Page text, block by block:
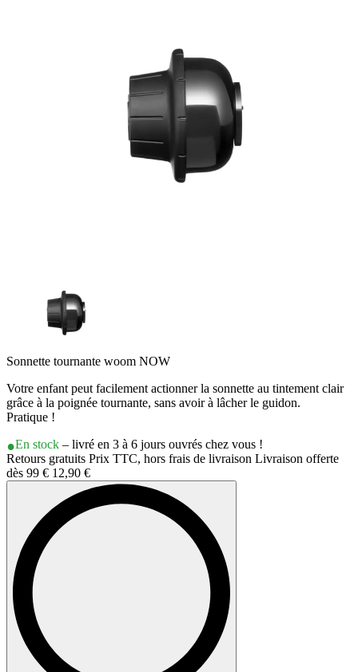
Sonnette tournante woom NOW
Votre enfant peut facilement actionner la sonnette au tintement clair
grâce à la poignée tournante, sans avoir à lâcher le guidon.
Pratique !
En stock – livré en 3 à 6 jours ouvrés chez vous !
Retours gratuits Prix TTC, hors frais de livraison Livraison offerte
dès 99 € 12,90 €